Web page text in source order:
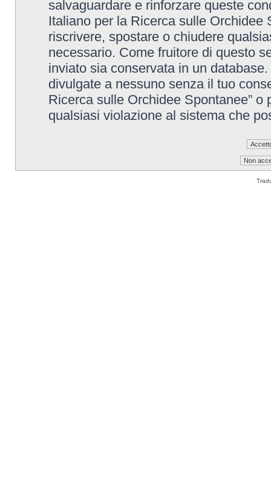
salvaguardare e rinforzare queste
Italiano per la Ricerca sulle Orchidee
riscrivere, spostare o chiudere
necessario. Come fruitore di questo
inviato sia conservata in un
divulgate a nessuno senza il tuo
Ricerca sulle Orchidee Spontanee”
qualsiasi violazione al sistema che